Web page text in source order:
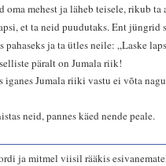
mehest ja läheb teisele, rikub ta
et ta neid puudutaks. Ent
pahaseks ja ta ütles neile: „Laske
päralt on Jumala riik!
iganes Jumala riiki vastu ei võta
neid, pannes käed nende peale.
ja mitmel viisil rääkis